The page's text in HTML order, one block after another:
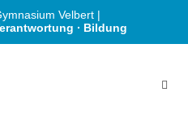
Velbert |
∙ Bildung